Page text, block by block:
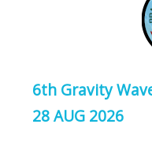
6th Gravity
28 AUG 2026